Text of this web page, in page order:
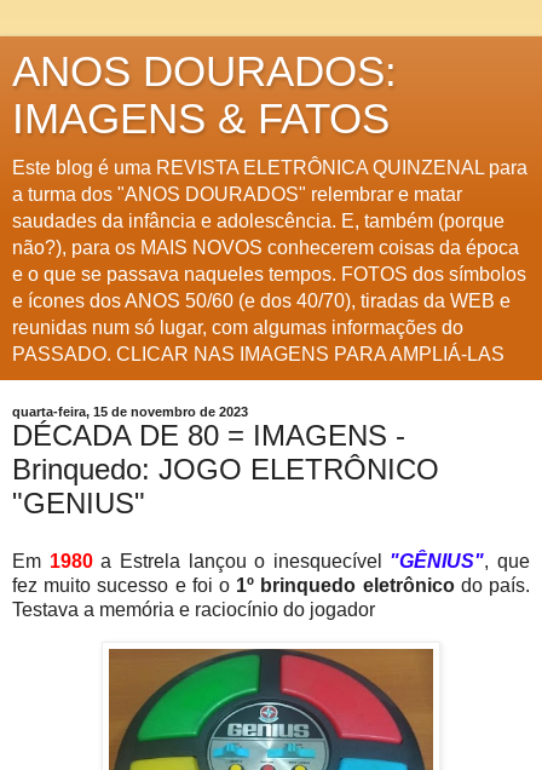
ANOS DOURADOS:
IMAGENS & FATOS
Este blog é uma REVISTA ELETRÔNICA QUINZENAL para
a turma dos "ANOS DOURADOS" relembrar e matar
saudades da infância e adolescência. E, também (porque
não?), para os MAIS NOVOS conhecerem coisas da época
e o que se passava naqueles tempos. FOTOS dos símbolos
e ícones dos ANOS 50/60 (e dos 40/70), tiradas da WEB e
reunidas num só lugar, com algumas informações do
PASSADO. CLICAR NAS IMAGENS PARA AMPLIÁ-LAS
quarta-feira, 15 de novembro de 2023
DÉCADA DE 80 = IMAGENS -
Brinquedo: JOGO ELETRÔNICO
"GENIUS"
Em 1980a Estrela lançou o inesquecível "GÊNIUS", que
fez muito sucesso e foi o 1º brinquedo eletrônico do país.
Testava a memória e raciocínio do jogador